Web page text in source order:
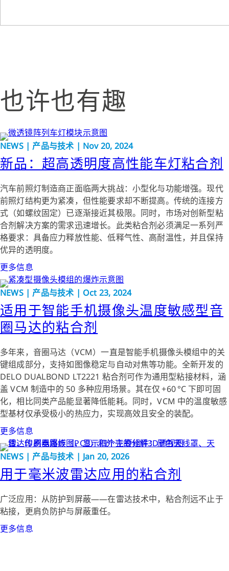
也许也有趣
NEWS | 产品与技术 | Nov 20, 2024
新品：超高透明度高性能车灯粘合剂
汽车前照灯制造商正面临两大挑战：小型化与功能增强。现代
前照灯结构更为紧凑，但性能要求却不断提高。传统的连接方
式（如螺纹固定）已逐渐接近其极限。同时，市场对创新型粘
合剂解决方案的需求迅速增长。此类粘合剂必须满足一系列严
格要求：具备应力释放性能、低释气性、高耐温性，并且保持
优异的透明度。
更多信息
NEWS | 产品与技术 | Oct 23, 2024
适用于智能手机摄像头温度敏感型音
圈马达的粘合剂
多年来，音圈马达（VCM）一直是智能手机摄像头模组中的关
键组成部分，支持如图像稳定与自动对焦等功能。全新开发的
DELO DUALBOND LT2221 粘合剂可作为通用型粘接材料，涵
盖 VCM 制造中的 50 多种应用场景。其在仅 +60 °C 下即可固
化，相比同类产品能显著降低能耗。同时，VCM 中的温度敏感
型基材仅承受极小的热应力，实现高效且安全的装配。
更多信息
NEWS | 产品与技术 | Jan 20, 2026
用于毫米波雷达应用的粘合剂
广泛应用：从防护到屏蔽——在雷达技术中，粘合剂远不止于
粘接，更肩负防护与屏蔽重任。
更多信息